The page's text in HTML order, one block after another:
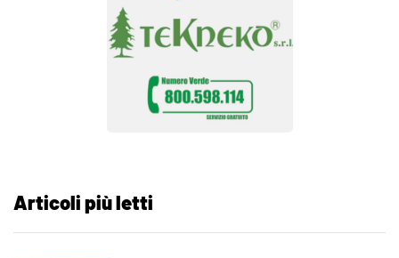
Articoli più letti